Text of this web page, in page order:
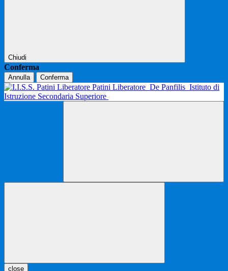
Chiudi
Conferma
Annulla Conferma
Patini Liberatore De Panfilis Istituto di
Istruzione Secondaria Superiore
close